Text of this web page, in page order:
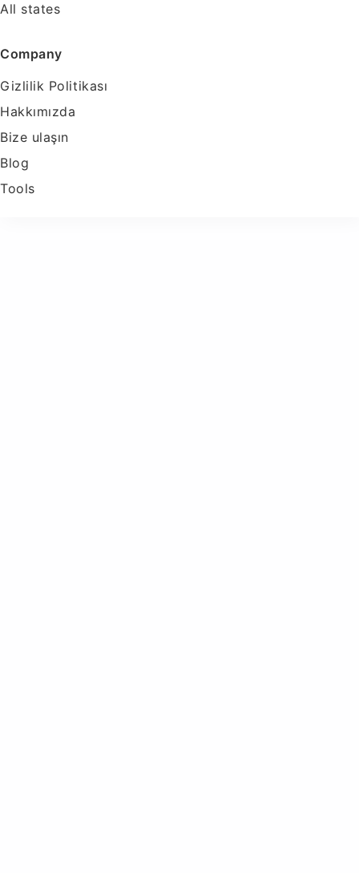
All states
Company
Gizlilik Politikası
Hakkımızda
Bize ulaşın
Blog
Tools